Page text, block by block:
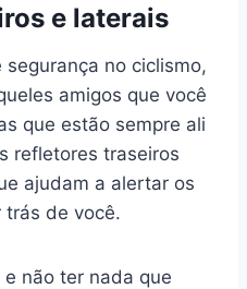
e laterais
no ciclismo,
amigos que você
que estão sempre ali
refletores traseiros
ajudam a alertar os
trás de você.
não ter nada que